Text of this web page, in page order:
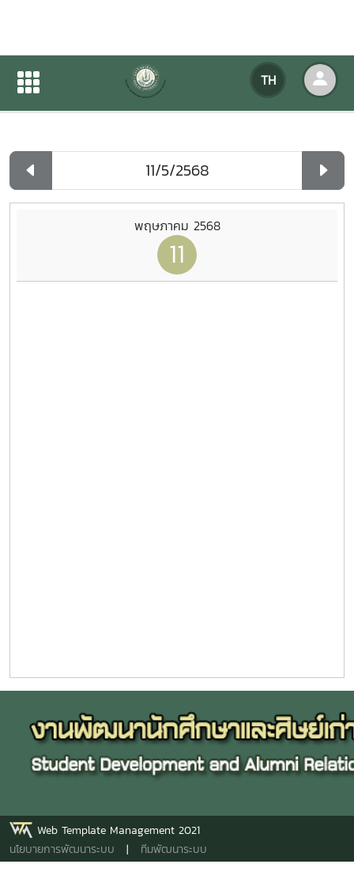
TH
ปฏิทินกิจกรรมของหน่วยงาน
ปฏิทินกิจกรรมของหน่วยงาน
พฤษภาคม 2568
11
Web Template Management 2021
นโยบายการพัฒนาระบบ | ทีมพัฒนาระบบ